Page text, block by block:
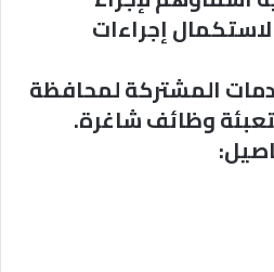
إجراءات
المشتركة لمحافظة
وظائف شاغرة.